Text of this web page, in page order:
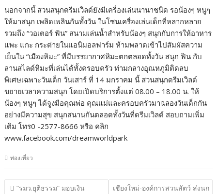
นอกจากนี้ สวนสนุกดรีมเวิลด์ยังมีเครื่องเล่นนานาชนิด รอน้องๆ หนูๆ
ให้มาสนุก เพลิดเพลินกันทั้งวัน ในโซนเครื่องเล่นเด็กที่หลากหลาย
รวมถึง “วอเตอร์ ฟัน” สนามเล่นน้ำสำหรับน้องๆ สนุกกับการให้อาหาร
แพะ แกะ กระต่ายในแอนิมอลฟาร์ม ห้ามพลาดเข้าไปสัมผัสความ
เย็นใน “เมืองหิมะ” ที่มีบรรยากาศหิมะตกตลอดทั้งวัน สนุก ฟิน กับ
ลานสไลด์หิมะที่เล่นได้ทั้งครอบครัว ท่ามกลางอุณหภูมิติดลบ
พิเศษเฉพาะวันเด็ก วันเสาร์ ที่ 14 มกราคม นี้ สวนสนุกดรีมเวิลด์
ขยายเวลาความสนุก โดยเปิดบริการตั้งแต่ 08.00 – 18.00 น. ให้
น้องๆ หนูๆ ได้จูงมือคุณพ่อ คุณแม่และครอบครัวมาฉลองวันเด็กกัน
อย่างมีความสุข สนุกสนานกันตลอดทั้งวันที่ดรีมเวิลด์ สอบถามเพิ่ม
เติม โทร0 -2577-8666 หรือ คลิก
www.facebook.com/dreamworldpark
ท่องเที่ยว
แนะแนว
“รมว.ยุติธรรม” มอบเงิน
เชียงใหม่-องค์การสวนสัตว์ ส่งนก